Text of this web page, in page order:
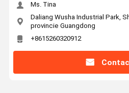
Ms. Tina
Daliang Wusha Industrial Park,
provincie Guangdong
+8615260320912